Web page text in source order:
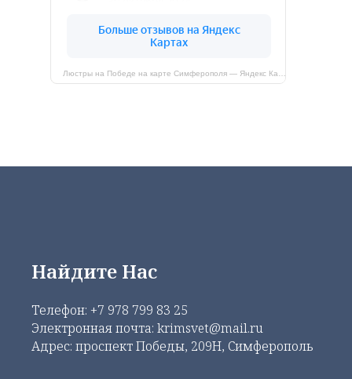
Найдите Нас
Телефон: +7 978 799 83 25
Электронная почта: krimsvet@mail.ru
Адрес: проспект Победы, 209Н, Симферополь